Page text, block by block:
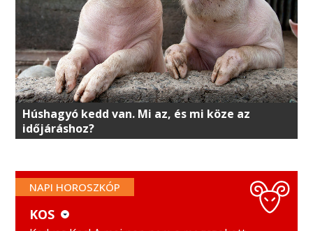
Húshagyó kedd van. Mi az, és mi köze az
időjáráshoz?
NAPI HOROSZKÓP
KOS
KOS